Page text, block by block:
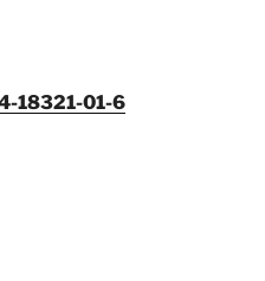
18321-01-6